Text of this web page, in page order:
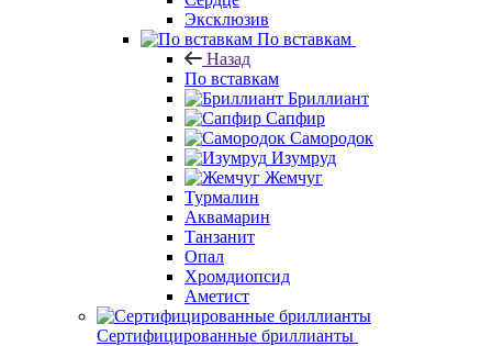
Эксклюзив
По вставкам
Назад
По вставкам
Бриллиант
Сапфир
Самородок
Изумруд
Жемчуг
Турмалин
Аквамарин
Танзанит
Опал
Хромдиопсид
Аметист
Сертифицированные бриллианты